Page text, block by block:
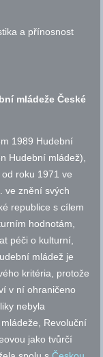
a přínosnost
mládeže České
1989 Hudební
Hudební mládež),
roku 1971 ve
ve znění svých
republice s cílem
hodnotám,
péči o kulturní,
mládež je
kritéria, protože
v ní ohraničeno
nebyla
Revoluční
jako tvůrčí